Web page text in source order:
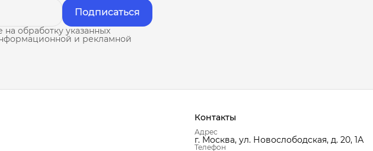
Подписаться
обработку указанных
и рекламной
Контакты
Адрес
г. Москва, ул. Новослободская, д. 20, 1А
Телефон